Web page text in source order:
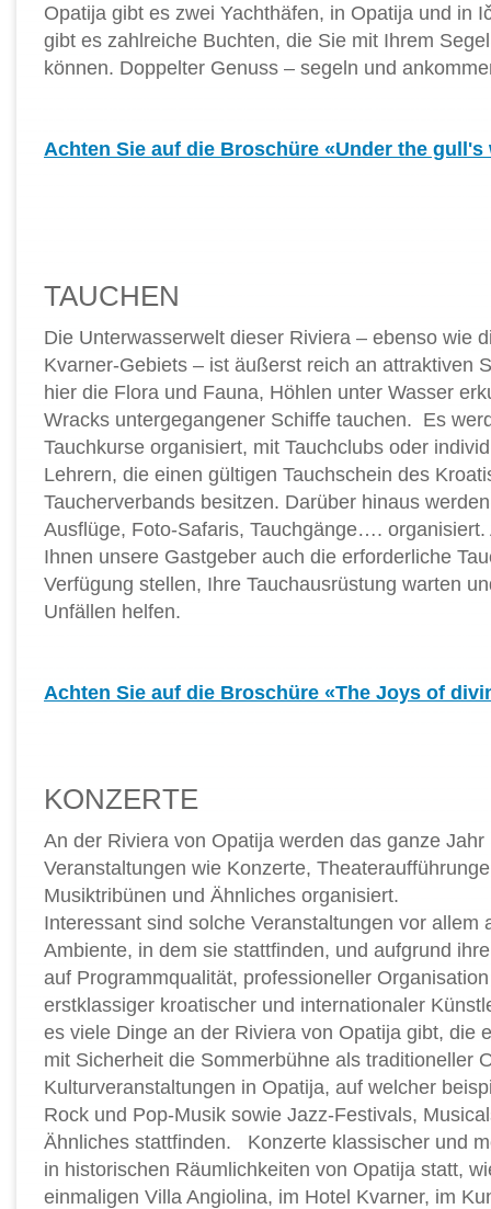
Opatija gibt es zwei Yachthäfen, in Opatija und in
gibt es zahlreiche Buchten, die Sie mit Ihrem
können. Doppelter Genuss – segeln und
Achten Sie auf die Broschüre «Under the gull's
TAUCHEN
Die Unterwasserwelt dieser Riviera – ebenso wie
Kvarner-Gebiets – ist äußerst reich an attraktiven
hier die Flora und Fauna, Höhlen unter Wasser
Wracks untergegangener Schiffe tauchen. Es
Tauchkurse organisiert, mit Tauchclubs oder
Lehrern, die einen gültigen Tauchschein des
Taucherverbands besitzen. Darüber hinaus
Ausflüge, Foto-Safaris, Tauchgänge….
Ihnen unsere Gastgeber auch die erforderliche
Verfügung stellen, Ihre Tauchausrüstung warten
Unfällen helfen.
Achten Sie auf die Broschüre «The Joys of
KONZERTE
An der Riviera von Opatija werden das ganze
Veranstaltungen wie Konzerte,
Musiktribünen und Ähnliches organisiert.
Interessant sind solche Veranstaltungen vor allem
Ambiente, in dem sie stattfinden, und aufgrund
auf Programmqualität, professioneller
erstklassiger kroatischer und internationaler
es viele Dinge an der Riviera von Opatija gibt, die
mit Sicherheit die Sommerbühne als traditioneller
Kulturveranstaltungen in Opatija, auf welcher
Rock und Pop-Musik sowie Jazz-Festivals,
Ähnliches stattfinden. Konzerte klassischer und
in historischen Räumlichkeiten von Opatija statt,
einmaligen Villa Angiolina, im Hotel Kvarner, im